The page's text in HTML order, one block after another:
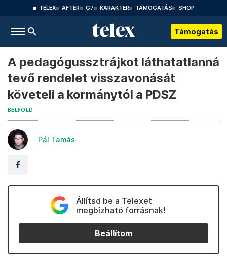
TELEX AFTER G7 KARAKTER TÁMOGATÁS SHOP
Támogatás
A pedagógussztrájkot láthatatlanná
tevő rendelet visszavonását
követeli a kormánytól a PDSZ
BELFÖLD
Pál Tamás
Állítsd be a Telexet
megbízható forrásnak!
Beállítom